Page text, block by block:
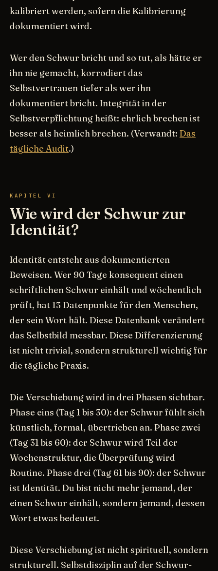
kalibriert werden, sofern die Kalibrierung
dokumentiert wird.
Wer den Schwur bricht und so tut, als hätte er
ihn nie gemacht, korrodiert das
Selbstvertrauen tiefer als wer ihn
dokumentiert bricht. Integrität in der
Selbstverpflichtung heißt: ehrlich brechen ist
besser als heimlich brechen. (Verwandt: Das
tägliche Audit.)
KAPITEL VI
Wie wird der Schwur zur
Identität?
Identität entsteht aus dokumentierten
Beweisen. Wer 90 Tage konsequent einen
schriftlichen Schwur einhält und wöchentlich
prüft, hat 13 Datenpunkte für den Menschen,
der sein Wort hält. Diese Datenbank verändert
das Selbstbild messbar. Diese Differenzierung
ist nicht trivial, sondern strukturell wichtig für
die tägliche Praxis.
Die Verschiebung wird in drei Phasen sichtbar.
Phase eins (Tag 1 bis 30): der Schwur fühlt sich
künstlich, formal, übertrieben an. Phase zwei
(Tag 31 bis 60): der Schwur wird Teil der
Wochenstruktur, die Überprüfung wird
Routine. Phase drei (Tag 61 bis 90): der Schwur
ist Identität. Du bist nicht mehr jemand, der
einen Schwur einhält, sondern jemand, dessen
Wort etwas bedeutet.
Diese Verschiebung ist nicht spirituell, sondern
strukturell. Selbstdisziplin auf der Schwur-